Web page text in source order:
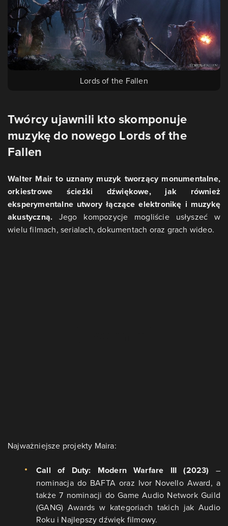
Lords of the Fallen
Twórcy ujawnili kto skomponuje
muzykę do nowego Lords of the
Fallen
Walter Mair to uznany muzyk tworzący monumentalne,
orkiestrowe ścieżki dźwiękowe, jak również
eksperymentalne utwory łączące elektronikę i muzykę
akustyczną. Jego kompozycje mogliście usłyszeć w
wielu filmach, serialach, dokumentach oraz grach wideo.
Najważniejsze projekty Maira:
Call of Duty: Modern Warfare III (2023) –
nominacja do BAFTA oraz Ivor Novello Award, a
także 7 nominacji do Game Audio Network Guild
(GANG) Awards w kategoriach takich jak Audio
Roku i Najlepszy dźwięk filmowy.